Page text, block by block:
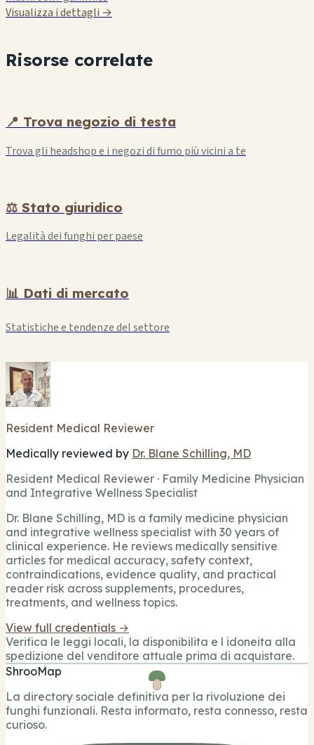
Visualizza i dettagli →
Risorse correlate
📍 Trova negozio di testa
Trova gli headshop e i negozi di fumo più vicini a te
⚖️ Stato giuridico
Legalità dei funghi per paese
📊 Dati di mercato
Statistiche e tendenze del settore
Resident Medical Reviewer
Medically reviewed by Dr. Blane Schilling, MD
Resident Medical Reviewer · Family Medicine Physician
and Integrative Wellness Specialist
Dr. Blane Schilling, MD is a family medicine physician
and integrative wellness specialist with 30 years of
clinical experience. He reviews medically sensitive
articles for medical accuracy, safety context,
contraindications, evidence quality, and practical
reader risk across supplements, procedures,
treatments, and wellness topics.
View full credentials →
Verifica le leggi locali, la disponibilita e l idoneita alla
spedizione del venditore attuale prima di acquistare.
ShrooMap
La directory sociale definitiva per la rivoluzione dei
funghi funzionali. Resta informato, resta connesso, resta
curioso.